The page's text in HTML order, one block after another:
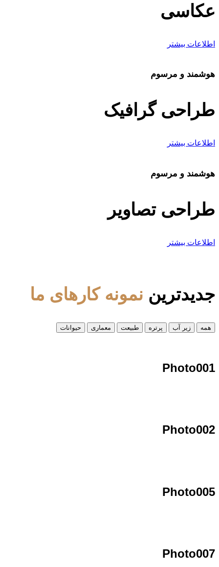
عکاسی
اطلاعات بیشتر
هوشمند و مرسوم
طراحی گرافیک
اطلاعات بیشتر
هوشمند و مرسوم
طراحی تصاویر
اطلاعات بیشتر
جدیدترین نمونه کارهای ما
همه زیر آب پرتره طبیعت معماری حیوانات
Photo001
Photo002
Photo005
Photo007